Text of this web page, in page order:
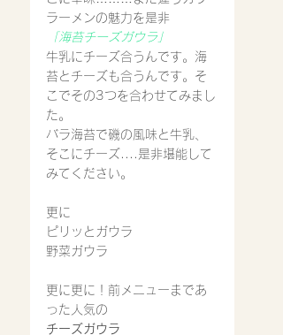
ラーメンの魅力を是非
「海苔チーズガウラ」
牛乳にチーズ合うんです。海
苔とチーズも合うんです。そ
こでその3つを合わせてみまし
た。
バラ海苔で磯の風味と牛乳、
そこにチーズ....是非堪能して
みてください。
更に
ピリッとガウラ
野菜ガウラ
更に更に！前メニューまであ
った人気の
チーズガウラ